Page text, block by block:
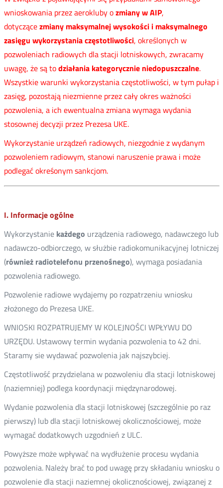
wnioskowania przez aerokluby ozmiany w AIP,
dotyczącezmiany maksymalnej wysokości i maksymalnego
zasięgu wykorzystania częstotliwości, określonych w
pozwoleniach radiowych dla stacji lotniskowych, zwracamy
uwagę, że są todziałania kategorycznie niedopuszczalne.
Wszystkie warunki wykorzystania częstotliwości, w tym pułap i
zasięg, pozostają niezmienne przez cały okres ważności
pozwolenia, a ich ewentualna zmiana wymaga wydania
stosownej decyzji przez Prezesa UKE.
Wykorzystanie urządzeń radiowych, niezgodnie z wydanym
pozwoleniem radiowym, stanowi naruszenie prawa i może
podlegać okreśonym sankcjom.
I. Informacje ogólne
Wykorzystanie każdego urządzenia radiowego, nadawczego lub
nadawczo-odbiorczego, w służbie radiokomunikacyjnej lotniczej
(również radiotelefonu przenośnego), wymaga posiadania
pozwolenia radiowego.
Pozwolenie radiowe wydajemy po rozpatrzeniu wniosku
złożonego do Prezesa UKE.
WNIOSKI ROZPATRUJEMY W KOLEJNOŚCI WPŁYWU DO
URZĘDU. Ustawowy termin wydania pozwolenia to 42 dni.
Staramy sie wydawać pozwolenia jak najszybciej.
Częstotliwość przydzielana w pozwoleniu dla stacji lotniskowej
(naziemniej) podlega koordynacji międzynarodowej.
Wydanie pozwolenia dla stacji lotniskowej (szczególnie po raz
pierwszy) lub dla stacji lotniskowej okolicznościowej, może
wymagać dodatkowych uzgodnień z ULC.
Powyższe może wpływać na wydłużenie procesu wydania
pozwolenia. Należy brać to pod uwagę przy składaniu wniosku o
pozwolenie dla stacji naziemnej okolicznościowej, związanej z